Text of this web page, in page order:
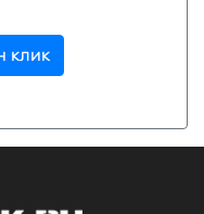
клик